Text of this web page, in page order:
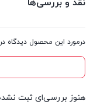
نقد و بررسی‌ها
درمورد این محصول دیدگاه
هنوز بررسی‌ای ثبت